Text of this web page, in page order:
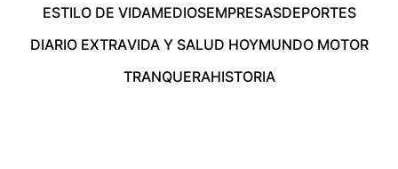
ESTILO DE VIDAMEDIOSEMPRESASDEPORTES
DIARIO EXTRAVIDA Y SALUD HOYMUNDO MOTOR
TRANQUERAHISTORIA